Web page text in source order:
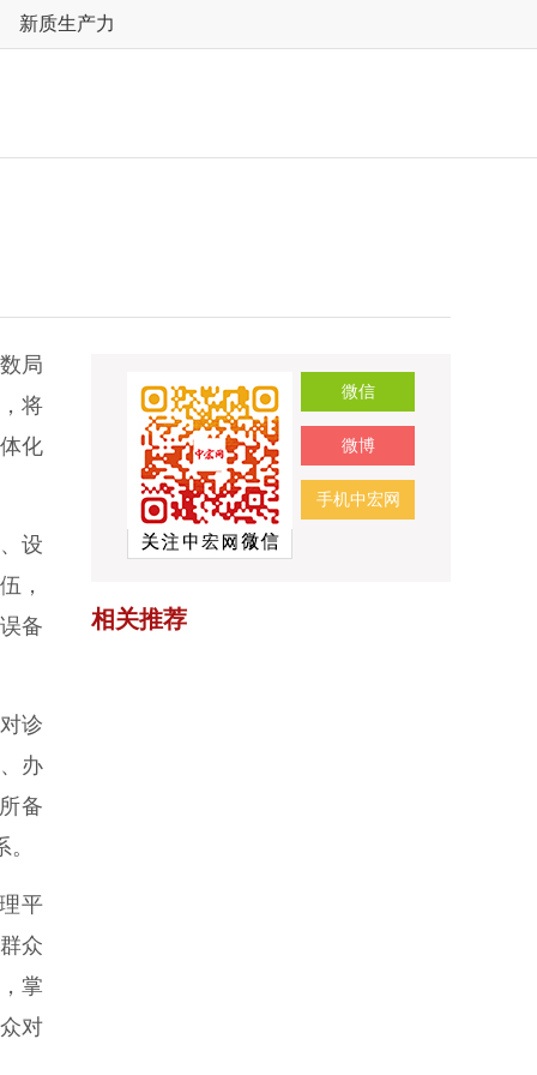
新质生产力
局
将
化
设
，
备
诊
办
备
平
众
掌
对
微信
微博
手机中宏网
相关推荐